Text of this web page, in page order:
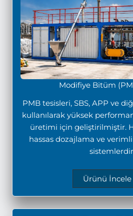
Modifiye Bitüm
PMB tesisleri, SBS, APP ve
kullanılarak yüksek
üretimi için geliştirilmiştir.
hassas dozajlama ve
Ürünü İncele